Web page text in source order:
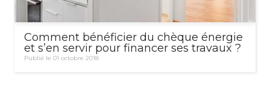
Comment bénéficier du chèque énergie
et s’en servir pour financer ses travaux ?
Publié le 01 octobre 2018